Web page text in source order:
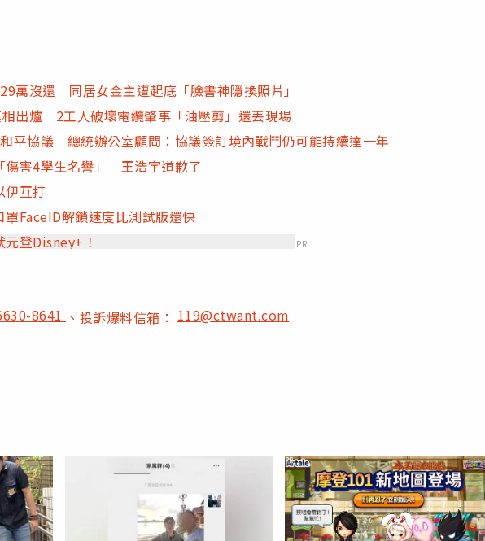
萬沒還 同居女金主遭起底「臉書神隱換照片」
出爐 2工人破壞電纜肇事「油壓剪」還丟現場
平協議 總統辦公室顧問：協議簽訂境內戰鬥仍可能持續達一年
傷害4學生名譽」 王浩宇道歉了
伊互打
FaceID解鎖速度比測試版還快
登Disney+！
PR
8641 、投訴爆料信箱：119@ctwant.com
PR